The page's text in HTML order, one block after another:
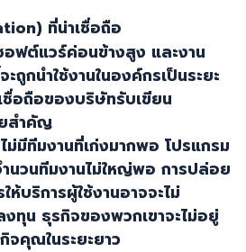
ที่น่าเชื่อถือ
อฟต์แวร์ค่อนข้างสูง และงาน
ถูกนำใช้งานในองค์กรเป็นระยะ
ชื่อถือของบริษัทรับเขียน
สำคัญ
มีทีมงานที่เก่งมากพอ โปรแกรม
ำนวนทีมงานไม่ใหญ่พอ การปล่อย
ห้บริการผู้ใช้งานอาจจะไม่
งทุน ธุรกิจของพวกเขาจะไม่อยู่
จคุณในระยะยาว